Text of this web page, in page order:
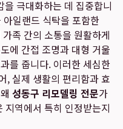
극대화하는 데 집중합니
일랜드 식탁을 포함한
족 간의 소통을 원활하게
에 간접 조명과 대형 거울
를 줍니다. 이러한 세심한
, 실제 생활의 편리함과 효
성동구 리모델링 전문가
지역에서 특히 인정받는지